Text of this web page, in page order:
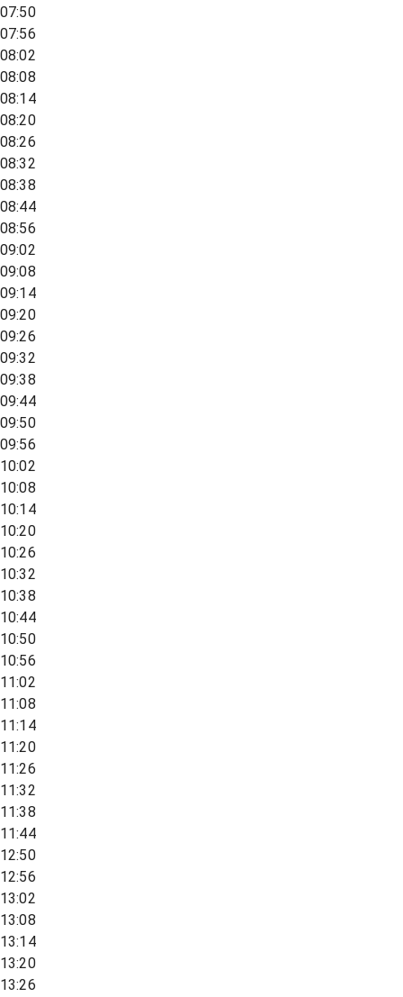
07:50
07:56
08:02
08:08
08:14
08:20
08:26
08:32
08:38
08:44
08:56
09:02
09:08
09:14
09:20
09:26
09:32
09:38
09:44
09:50
09:56
10:02
10:08
10:14
10:20
10:26
10:32
10:38
10:44
10:50
10:56
11:02
11:08
11:14
11:20
11:26
11:32
11:38
11:44
12:50
12:56
13:02
13:08
13:14
13:20
13:26